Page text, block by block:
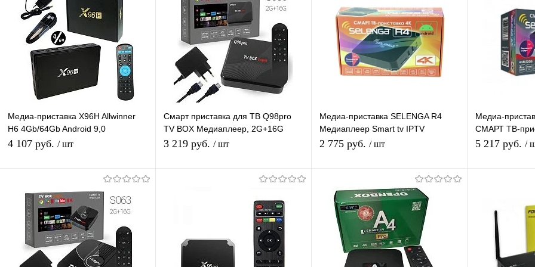
Медиа-приставка X96H Allwinner
H6 4Gb/64Gb Android 9,0
Медиаплеер Smart tv IPTV
4 107 руб. / шт
Купить в 1 клик
В избранное Под заказ
Смарт приставка для ТВ Q98pro
TV BOX Медиаплеер, 2G+16G
Android-приставка цифровая для
3 219 руб. / шт
К сравнению
В избранное В наличии
Медиа-приставка SELENGA R4
Медиаплеер Smart tv IPTV
приставка 4K
2 775 руб. / шт
Подписаться
Купить в 1 клик К сравнению
В избранное Под заказ
Медиа-
СМАРТ ТВ-
4/32 Gb,
5 217 руб. /
Купить в 1
В избранное